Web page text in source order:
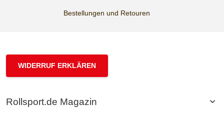
Bestellungen und Retouren
WIDERRUF ERKLÄREN
Rollsport.de Magazin